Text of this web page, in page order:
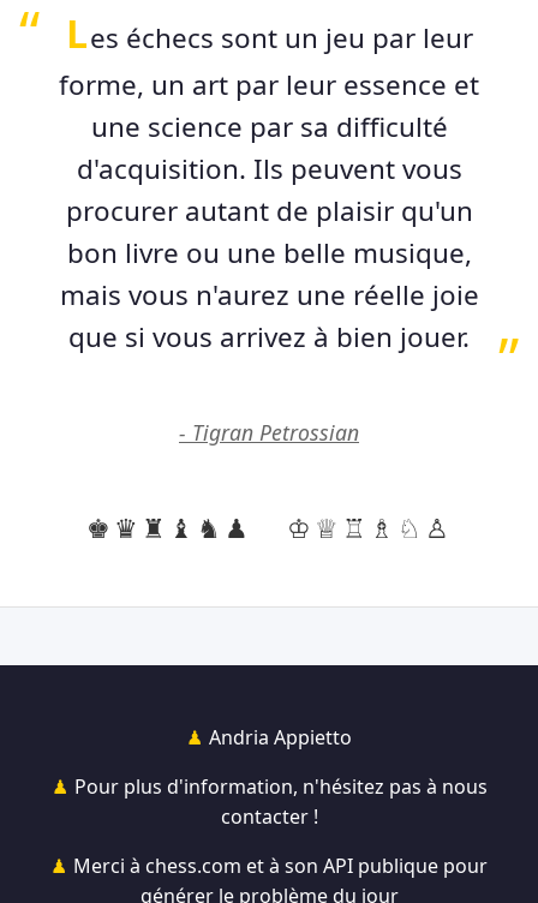
Les échecs sont un jeu par leur
forme, un art par leur essence et
une science par sa difficulté
d'acquisition. Ils peuvent vous
procurer autant de plaisir qu'un
bon livre ou une belle musique,
mais vous n'aurez une réelle joie
que si vous arrivez à bien jouer.
- Tigran Petrossian
♚♛♜♝♞♟ ♔♕♖♗♘♙
Andria Appietto
Pour plus d'information, n'hésitez pas à nous
contacter !
Merci à chess.com et à son API publique pour
générer le problème du jour